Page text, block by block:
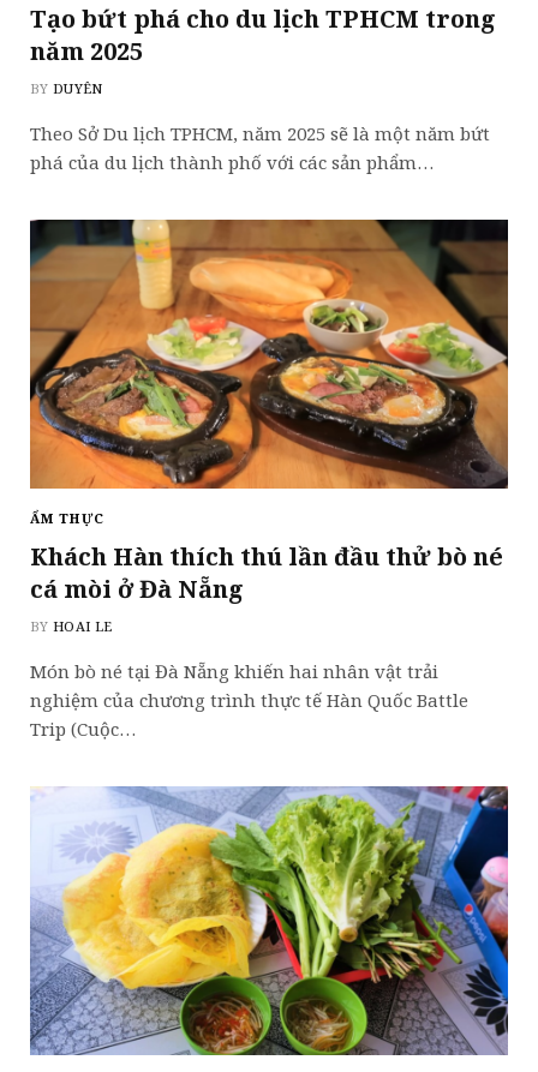
Tạo bứt phá cho du lịch TPHCM trong
năm 2025
BY DUYÊN
Theo Sở Du lịch TPHCM, năm 2025 sẽ là một năm bứt
phá của du lịch thành phố với các sản phẩm…
ẨM THỰC
Khách Hàn thích thú lần đầu thử bò né
cá mòi ở Đà Nẵng
BY HOAI LE
Món bò né tại Đà Nẵng khiến hai nhân vật trải
nghiệm của chương trình thực tế Hàn Quốc Battle
Trip (Cuộc…